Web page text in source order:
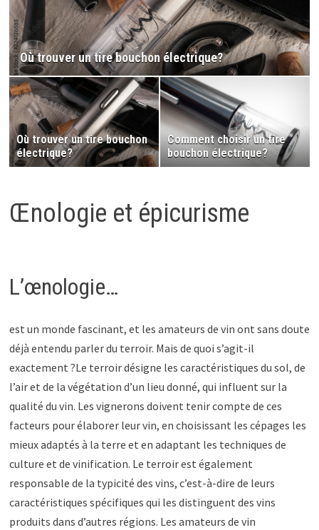
Où trouver un tire bouchon électrique?
Où trouver un tire bouchon
électrique?
Comment choisir un tire
bouchon électrique?
Œnologie et épicurisme
L’œnologie…
est un monde fascinant, et les amateurs de vin ont sans doute
déjà entendu parler du terroir. Mais de quoi s’agit-il
exactement ?Le terroir désigne les caractéristiques du sol, de
l’air et de la végétation d’un lieu donné, qui influent sur la
qualité du vin. Les vignerons doivent tenir compte de ces
facteurs pour élaborer leur vin, en choisissant les cépages les
mieux adaptés à la terre et en adaptant les techniques de
culture et de vinification. Le terroir est également
responsable de la typicité des vins, c’est-à-dire de leurs
caractéristiques spécifiques qui les distinguent des vins
produits dans d’autres régions. Les amateurs de vin